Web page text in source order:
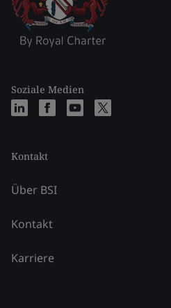
Soziale Medien
Kontakt
Über BSI
Kontakt
Karriere